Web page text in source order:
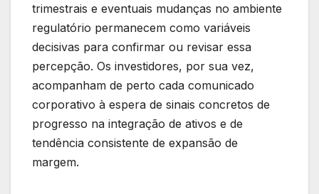
trimestrais e eventuais mudanças no ambiente
regulatório permanecem como variáveis
decisivas para confirmar ou revisar essa
percepção. Os investidores, por sua vez,
acompanham de perto cada comunicado
corporativo à espera de sinais concretos de
progresso na integração de ativos e de
tendência consistente de expansão de
margem.